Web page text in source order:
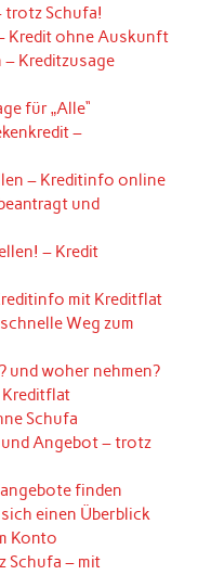
trotz Schufa!
Kredit ohne Auskunft
Kreditzusage
für „Alle“
–
– Kreditinfo online
und
– Kredit
mit Kreditflat
Weg zum
und woher nehmen?
Kreditflat
Schufa
Angebot – trotz
finden
einen Überblick
Konto
Schufa – mit